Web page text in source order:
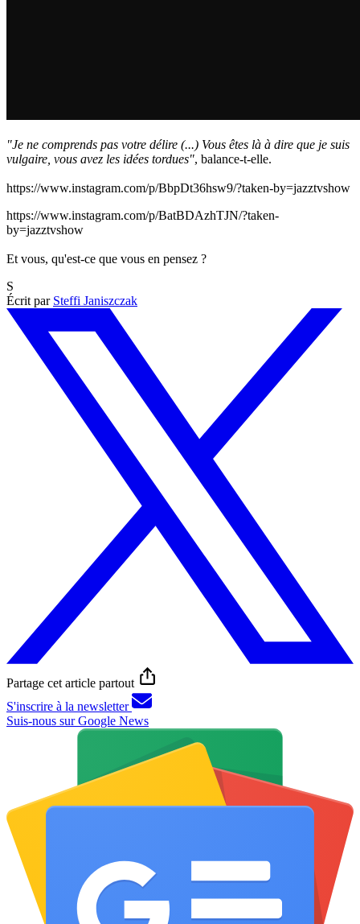
"Je ne comprends pas votre délire (...) Vous êtes là à dire que je suis
vulgaire, vous avez les idées tordues", balance-t-elle.
https://www.instagram.com/p/BbpDt36hsw9/?taken-by=jazztvshow
https://www.instagram.com/p/BatBDAzhTJN/?taken-
by=jazztvshow
Et vous, qu'est-ce que vous en pensez ?
S
Écrit par Steffi Janiszczak
Partage cet article partout
S'inscrire à la newsletter
Suis-nous sur Google News